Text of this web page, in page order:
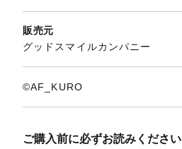
販売元
グッドスマイルカンパニー
©AF_KURO
ご購入前に必ずお読みください